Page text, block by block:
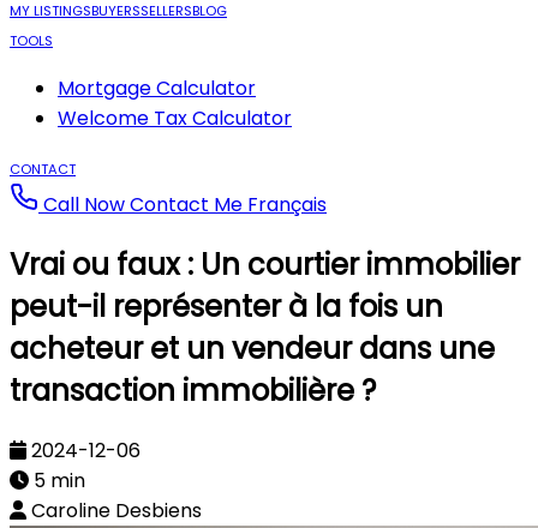
MY LISTINGSBUYERSSELLERSBLOG
TOOLS
Mortgage Calculator
Welcome Tax Calculator
CONTACT
Call NowContact Me Français
Vrai ou faux : Un courtier immobilier
peut-il représenter à la fois un
acheteur et un vendeur dans une
transaction immobilière ?
2024-12-06
5 min
Caroline Desbiens